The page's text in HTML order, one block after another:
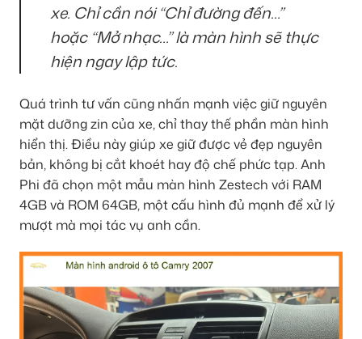
xe. Chỉ cần nói “Chỉ đường đến…”
hoặc “Mở nhạc…” là màn hình sẽ thực
hiện ngay lập tức.
Quá trình tư vấn cũng nhấn mạnh việc giữ nguyên
mặt dưỡng zin của xe, chỉ thay thế phần màn hình
hiển thị. Điều này giúp xe giữ được vẻ đẹp nguyên
bản, không bị cắt khoét hay độ chế phức tạp. Anh
Phi đã chọn một mẫu màn hình Zestech với RAM
4GB và ROM 64GB, một cấu hình đủ mạnh để xử lý
mượt mà mọi tác vụ anh cần.